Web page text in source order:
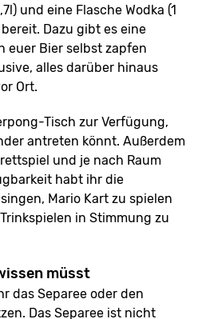
und eine Flasche Wodka (1
Dazu gibt es eine
euer Bier selbst zapfen
alles darüber hinaus
Ort.
Tisch zur Verfügung,
antreten könnt. Außerdem
und je nach Raum
habt ihr die
Mario Kart zu spielen
in Stimmung zu
müsst
das Separee oder den
Das Separee ist nicht